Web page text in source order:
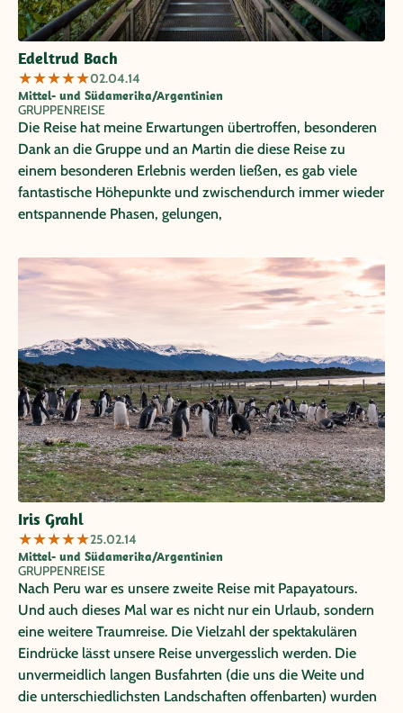
Edeltrud Bach
★★★★★02.04.14
Mittel- und Südamerika/Argentinien
GRUPPENREISE
Die Reise hat meine Erwartungen übertroffen, besonderen
Dank an die Gruppe und an Martin die diese Reise zu
einem besonderen Erlebnis werden ließen, es gab viele
fantastische Höhepunkte und zwischendurch immer wieder
entspannende Phasen, gelungen,
Iris Grahl
★★★★★25.02.14
Mittel- und Südamerika/Argentinien
GRUPPENREISE
Nach Peru war es unsere zweite Reise mit Papayatours.
Und auch dieses Mal war es nicht nur ein Urlaub, sondern
eine weitere Traumreise. Die Vielzahl der spektakulären
Eindrücke lässt unsere Reise unvergesslich werden. Die
unvermeidlich langen Busfahrten (die uns die Weite und
die unterschiedlichsten Landschaften offenbarten) wurden